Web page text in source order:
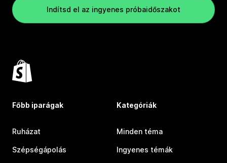
Indítsd el az ingyenes próbaidőszakot
Főbb iparágak
Ruházat
Szépségápolás
Kategóriák
Minden téma
Ingyenes témák